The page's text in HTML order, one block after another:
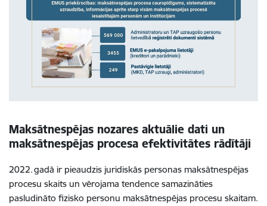
Maksātnespējas nozares aktuālie dati un
maksātnespējas procesa efektivitātes rādītāji
2022. gadā ir pieaudzis juridiskās personas maksātnespējas
procesu skaits un vērojama tendence samazināties
pasludināto fizisko personu maksātnespējas procesu skaitam.